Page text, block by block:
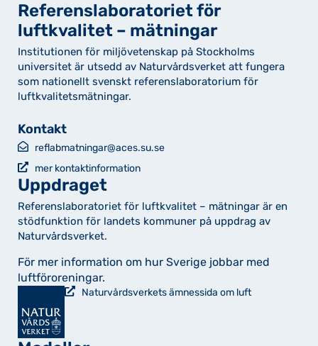
Referenslaboratoriet för
luftkvalitet – mätningar
Institutionen för miljövetenskap på Stockholms
universitet är utsedd av Naturvårdsverket att fungera
som nationellt svenskt referenslaboratorium för
luftkvalitetsmätningar.
Kontakt
reflabmatningar@aces.su.se
mer kontaktinformation
Uppdraget
Referenslaboratoriet för luftkvalitet – mätningar är en
stödfunktion för landets kommuner på uppdrag av
Naturvårdsverket.
För mer information om hur Sverige jobbar med
luftföroreningar.
Naturvårdsverkets ämnessida om luft